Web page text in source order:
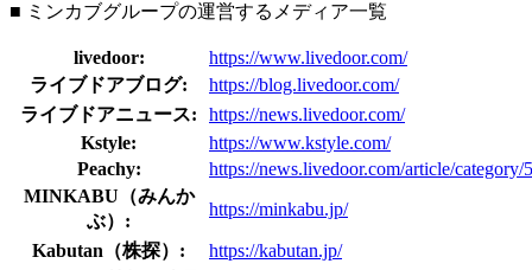
■ ミンカブグループの運営するメディア一覧
livedoor:
https://www.livedoor.com/
ライブドアブログ:
https://blog.livedoor.com/
ライブドアニュース:
https://news.livedoor.com/
Kstyle:
https://www.kstyle.com/
Peachy:
https://news.livedoor.com/article/category/
MINKABU（みんか
ぶ）:
https://minkabu.jp/
Kabutan（株探）:
https://kabutan.jp/